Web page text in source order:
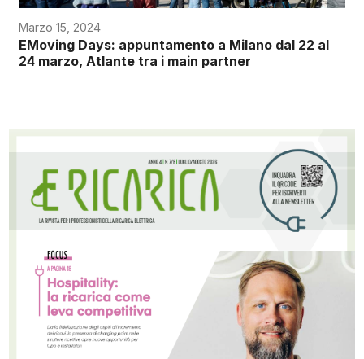
Marzo 15, 2024
EMoving Days: appuntamento a Milano dal 22 al
24 marzo, Atlante tra i main partner